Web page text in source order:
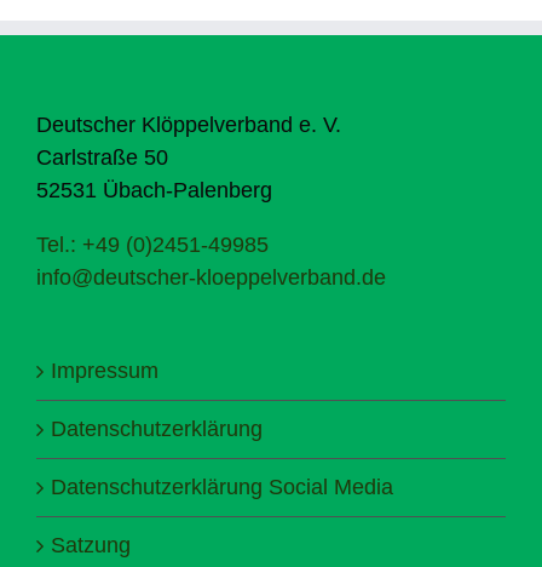
Deutscher Klöppelverband e. V.
Carlstraße 50
52531 Übach-Palenberg
Tel.: +49 (0)2451-49985
info@deutscher-kloeppelverband.de
Impressum
Datenschutzerklärung
Datenschutzerklärung Social Media
Satzung